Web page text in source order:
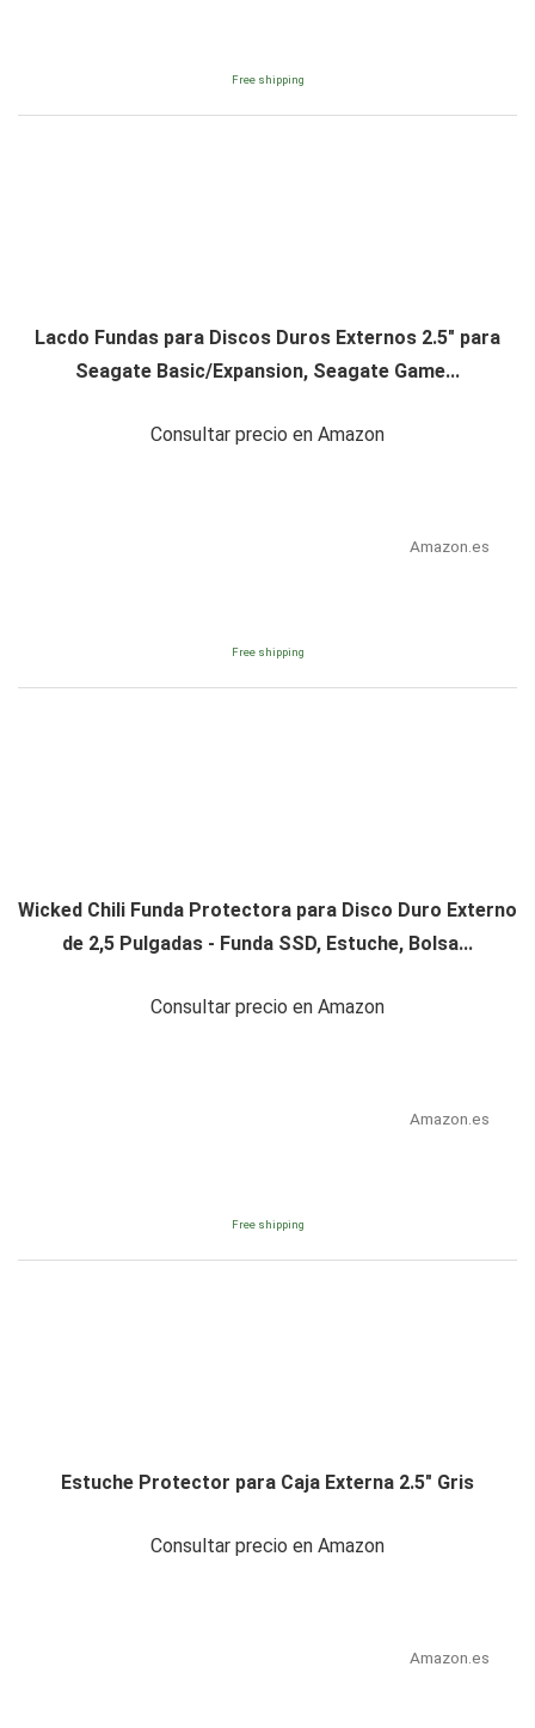
Free shipping
Lacdo Fundas para Discos Duros Externos 2.5" para
Seagate Basic/Expansion, Seagate Game...
Consultar precio en Amazon
Amazon.es
Free shipping
Wicked Chili Funda Protectora para Disco Duro Externo
de 2,5 Pulgadas - Funda SSD, Estuche, Bolsa...
Consultar precio en Amazon
Amazon.es
Free shipping
Estuche Protector para Caja Externa 2.5" Gris
Consultar precio en Amazon
Amazon.es